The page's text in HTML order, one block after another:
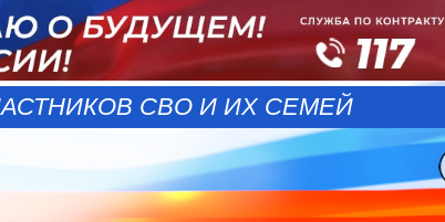
СВО И ИХ СЕМЕЙ